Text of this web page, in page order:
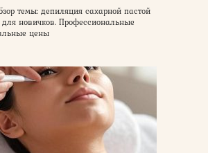
темы: депиляция сахарной пастой
новичков. Профессиональные
цены